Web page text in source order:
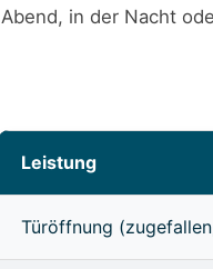
Abend, in der Nacht
Leistung
Türöffnung